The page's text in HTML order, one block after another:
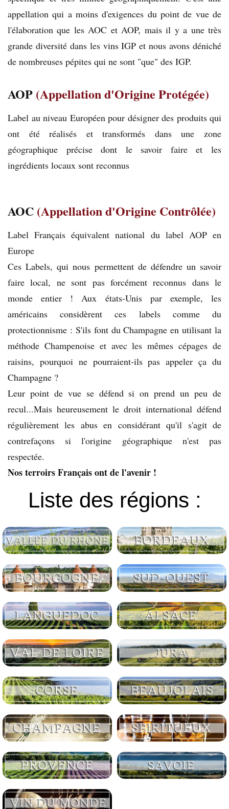
appellation qui a moins d'exigences du point de vue de
l'élaboration que les AOC et AOP, mais il y a une très
grande diversité dans les vins IGP et nous avons déniché
de nombreuses pépites qui ne sont "que" des IGP.
AOP (Appellation d'Origine Protégée)
Label au niveau Européen pour désigner des produits qui
ont été réalisés et transformés dans une zone
géographique précise dont le savoir faire et les
ingrédients locaux sont reconnus
AOC (Appellation d'Origine Contrôlée)
Label Français équivalent national du label AOP en
Europe
Ces Labels, qui nous permettent de défendre un savoir
faire local, ne sont pas forcément reconnus dans le
monde entier ! Aux états-Unis par exemple, les
américains considèrent ces labels comme du
protectionnisme : S'ils font du Champagne en utilisant la
méthode Champenoise et avec les mêmes cépages de
raisins, pourquoi ne pourraient-ils pas appeler ça du
Champagne ?
Leur point de vue se défend si on prend un peu de
recul...Mais heureusement le droit international défend
régulièrement les abus en considérant qu'il s'agit de
contrefaçons si l'origine géographique n'est pas
respectée.
Nos terroirs Français ont de l'avenir !
Liste des régions :